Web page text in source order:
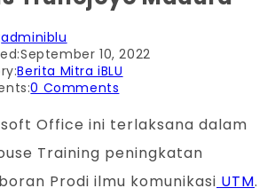
adminiblu
September 10, 2022
Berita Mitra iBLU
0 Comments
Office ini terlaksana dalam
Training peningkatan
Prodi ilmu komunikasi UTM.